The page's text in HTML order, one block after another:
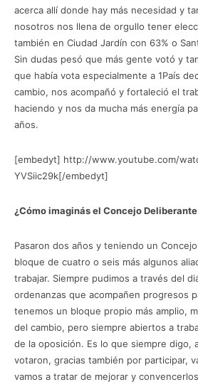
acerca allí donde hay más necesidad y
nosotros nos llena de orgullo tener
también en Ciudad Jardín con 63% o
Sin dudas pesó que más gente votó y
que había vota especialmente a 1País
cambio, nos acompañó y fortaleció el
haciendo y nos da mucha más energía
años.
[embedyt] http://www.youtube.com/
YVSiic29k[/embedyt]
¿Cómo imaginás el Concejo
Pasaron dos años y teniendo un
bloque de cuatro o seis más algunos
trabajar. Siempre pudimos a través del
ordenanzas que acompañen progresos
tenemos un bloque propio más amplio,
del cambio, pero siempre abiertos a
de la oposición. Es lo que siempre digo,
votaron, gracias también por participar,
vamos a tratar de mejorar y